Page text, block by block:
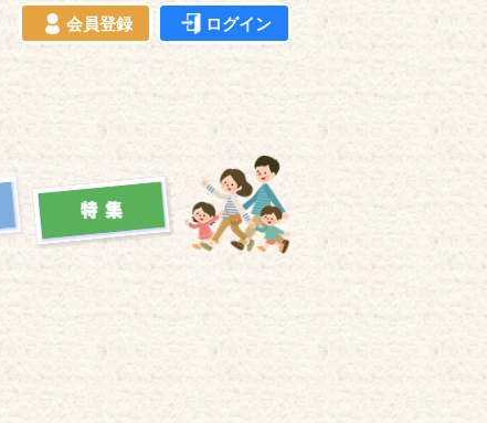
会員登録 ログイン